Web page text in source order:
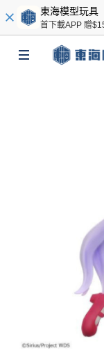
東海模型玩具
首下載APP 贈